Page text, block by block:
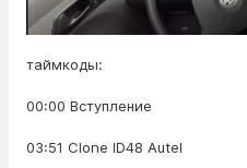
таймкоды:
00:00 Вступление
03:51 Clone ID48 Autel